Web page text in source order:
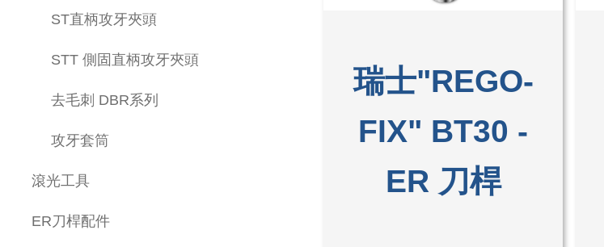
ST直柄攻牙夾頭
STT 側固直柄攻牙夾頭
去毛刺 DBR系列
攻牙套筒
滾光工具
ER刀桿配件
瑞士"REGO-
FIX" BT30 -
ER 刀桿